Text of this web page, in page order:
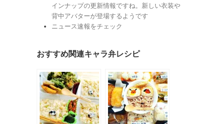
インナップの更新情報ですね。新しい衣装や
背中アバターが登場するようです
ニュース速報をチェック
おすすめ関連キャラ弁レシピ